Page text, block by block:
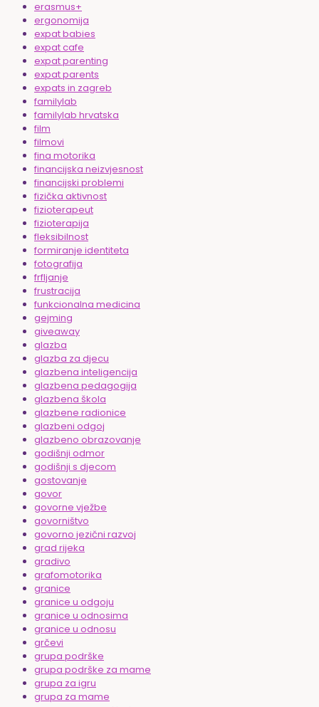
erasmus+
ergonomija
expat babies
expat cafe
expat parenting
expat parents
expats in zagreb
familylab
familylab hrvatska
film
filmovi
fina motorika
financijska neizvjesnost
financijski problemi
fizička aktivnost
fizioterapeut
fizioterapija
fleksibilnost
formiranje identiteta
fotografija
frfljanje
frustracija
funkcionalna medicina
gejming
giveaway
glazba
glazba za djecu
glazbena inteligencija
glazbena pedagogija
glazbena škola
glazbene radionice
glazbeni odgoj
glazbeno obrazovanje
godišnji odmor
godišnji s djecom
gostovanje
govor
govorne vježbe
govorništvo
govorno jezični razvoj
grad rijeka
gradivo
grafomotorika
granice
granice u odgoju
granice u odnosima
granice u odnosu
grčevi
grupa podrške
grupa podrške za mame
grupa za igru
grupa za mame